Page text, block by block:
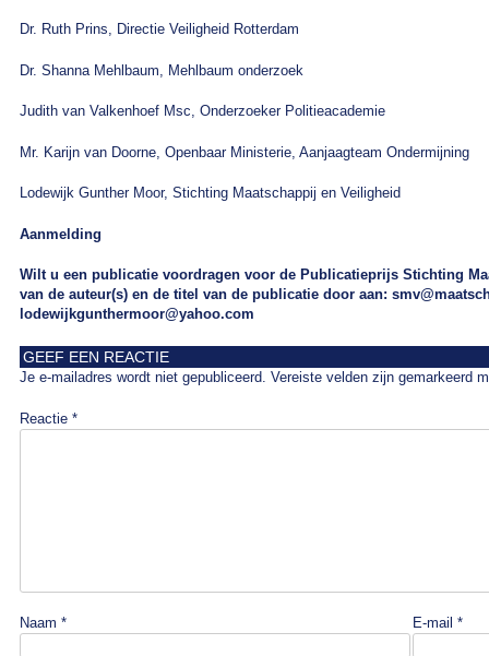
Dr. Ruth Prins, Directie Veiligheid Rotterdam
Dr. Shanna Mehlbaum, Mehlbaum onderzoek
Judith van Valkenhoef Msc, Onderzoeker Politieacademie
Mr. Karijn van Doorne, Openbaar Ministerie, Aanjaagteam Ondermijning
Lodewijk Gunther Moor, Stichting Maatschappij en Veiligheid
Aanmelding
Wilt u een publicatie voordragen voor de Publicatieprijs Stichting
van de auteur(s) en de titel van de publicatie door aan:
lodewijkgunthermoor@yahoo.com
GEEF EEN REACTIE
Je e-mailadres wordt niet gepubliceerd. Vereiste velden zijn gemarkeerd
Reactie *
Naam * E-mail *